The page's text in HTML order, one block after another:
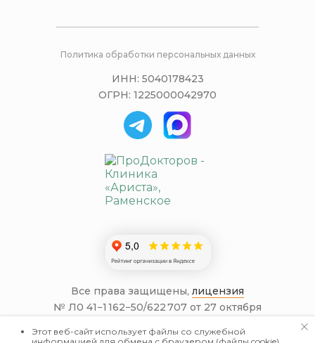
Все права защищены, лицензия
№ Л0 41−1 162−50/622 707 от 27 октября
Информация на сайте не является
ИНН: 5040178423
ОГРН: 1225000042970
Политика обработки персональных данных
Этот веб-сайт использует файлы со служебной